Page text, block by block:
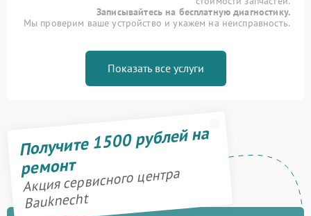
Записывайтесь на бесплатную диагностику.
Мы проверим ваше устройство и укажем на неисправность.
Показать все услуги
Получите 1500 рублей на
ремонт
Акция сервисного центра
Bauknecht